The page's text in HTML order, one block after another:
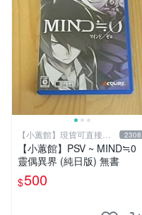
【小蕙館】現貨可直接下
標
2308
【小蕙館】PSV ~ MIND≒0
靈偶異界 (純日版) 無書
$500